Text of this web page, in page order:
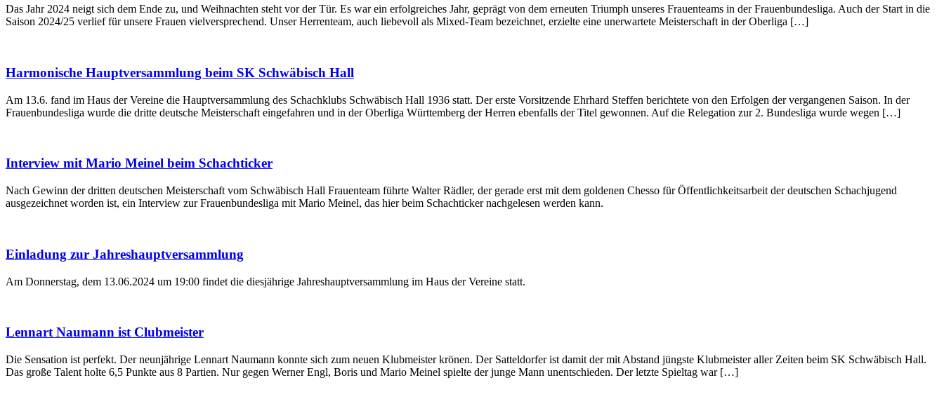
Das Jahr 2024 neigt sich dem Ende zu, und Weihnachten steht vor der Tür. Es war ein erfolgreiches Jahr, geprägt von dem erneuten Triumph unseres Frauenteams in der Frauenbundesliga. Auch der Start in die
Saison 2024/25 verlief für unsere Frauen vielversprechend. Unser Herrenteam, auch liebevoll als Mixed-Team bezeichnet, erzielte eine unerwartete Meisterschaft in der Oberliga […]
Harmonische Hauptversammlung beim SK Schwäbisch Hall
Am 13.6. fand im Haus der Vereine die Hauptversammlung des Schachklubs Schwäbisch Hall 1936 statt. Der erste Vorsitzende Ehrhard Steffen berichtete von den Erfolgen der vergangenen Saison. In der
Frauenbundesliga wurde die dritte deutsche Meisterschaft eingefahren und in der Oberliga Württemberg der Herren ebenfalls der Titel gewonnen. Auf die Relegation zur 2. Bundesliga wurde wegen […]
Interview mit Mario Meinel beim Schachticker
Nach Gewinn der dritten deutschen Meisterschaft vom Schwäbisch Hall Frauenteam führte Walter Rädler, der gerade erst mit dem goldenen Chesso für Öffentlichkeitsarbeit der deutschen Schachjugend
ausgezeichnet worden ist, ein Interview zur Frauenbundesliga mit Mario Meinel, das hier beim Schachticker nachgelesen werden kann.
Einladung zur Jahreshauptversammlung
Am Donnerstag, dem 13.06.2024 um 19:00 findet die diesjährige Jahreshauptversammlung im Haus der Vereine statt.
Lennart Naumann ist Clubmeister
Die Sensation ist perfekt. Der neunjährige Lennart Naumann konnte sich zum neuen Klubmeister krönen. Der Satteldorfer ist damit der mit Abstand jüngste Klubmeister aller Zeiten beim SK Schwäbisch Hall.
Das große Talent holte 6,5 Punkte aus 8 Partien. Nur gegen Werner Engl, Boris und Mario Meinel spielte der junge Mann unentschieden. Der letzte Spieltag war […]